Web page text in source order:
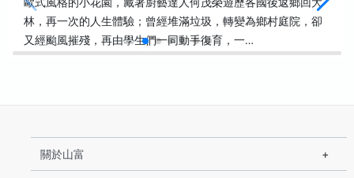
林，再一次的人生體驗；曾經堆滿垃圾，轉變為鄉村庭院，卻
又經颱風摧殘，再由學生們一同動手復育，一…
關於山富